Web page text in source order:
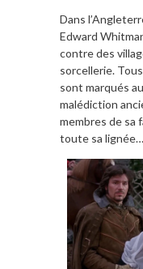
Dans
Edward
contre des
sorcellerie.
sont marqués
malédiction
membres de sa
toute sa lignée…